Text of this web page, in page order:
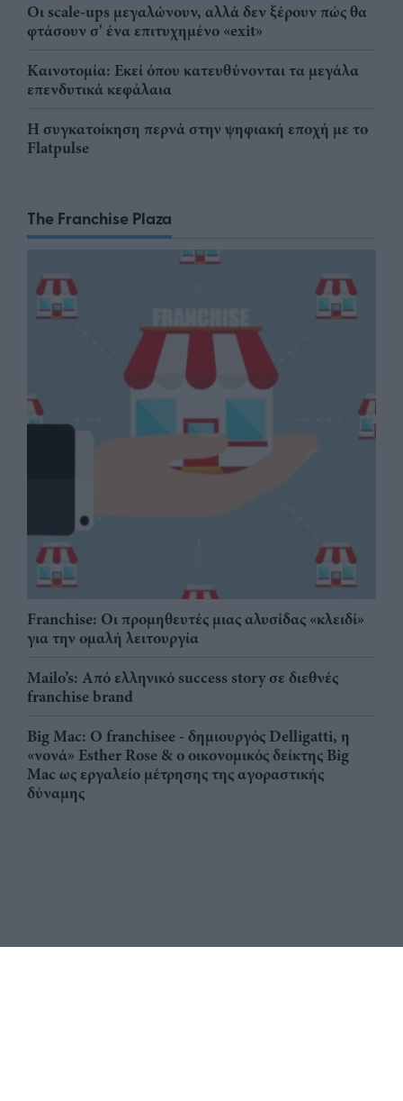
Οι scale-ups μεγαλώνουν, αλλά δεν ξέρουν πώς θα
φτάσουν σ' ένα επιτυχημένο «exit»
Καινοτομία: Εκεί όπου κατευθύνονται τα μεγάλα
επενδυτικά κεφάλαια
Η συγκατοίκηση περνά στην ψηφιακή εποχή με το
Flatpulse
The Franchise Plaza
Franchise: Οι προμηθευτές μιας αλυσίδας «κλειδί»
για την ομαλή λειτουργία
Mailo’s: Από ελληνικό success story σε διεθνές
franchise brand
Big Mac: Ο franchisee - δημιουργός Delligatti, η
«νονά» Esther Rose & ο οικονομικός δείκτης Big
Mac ως εργαλείο μέτρησης της αγοραστικής
δύναμης